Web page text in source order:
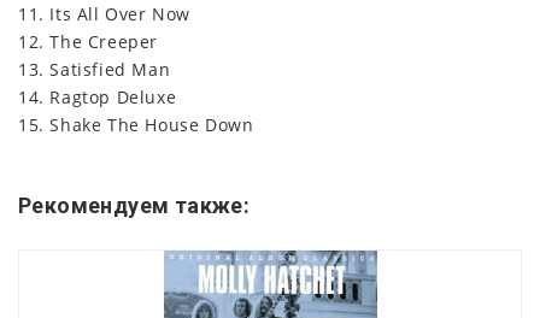
11. Its All Over Now
12. The Creeper
13. Satisfied Man
14. Ragtop Deluxe
15. Shake The House Down
Рекомендуем также: